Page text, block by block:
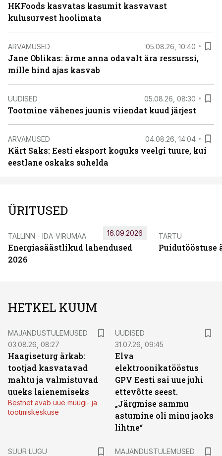
HKFoods kasvatas kasumit kasvavast
kulusurvest hoolimata
ARVAMUSED 05.08.26, 10:40
Jane Oblikas: ärme anna odavalt ära ressurssi,
mille hind ajas kasvab
UUDISED 05.08.26, 08:30
Tootmine vähenes juunis viiendat kuud järjest
ARVAMUSED 04.08.26, 14:04
Kärt Saks: Eesti eksport koguks veelgi tuure, kui
eestlane oskaks suhelda
ÜRITUSED
TALLINN - IDA-VIRUMAA
Energiasäästlikud lahendused
2026
16.09.2026 TARTU
Puidutööstuse
HETKEL KUUM
MAJANDUSTULEMUSED
03.08.26, 08:27
Haagiseturg ärkab:
tootjad kasvatavad
mahtu ja valmistuvad
uueks laienemiseks
Bestnet avab uue müügi- ja
tootmiskeskuse
UUDISED
31.07.26, 09:45
Elva
elektroonikatööstus
GPV Eesti sai uue juhi
ettevõtte seest.
„Järgmise sammu
astumine oli minu jaoks
lihtne“
SUUR LUGU
MAJANDUSTULEMUSED